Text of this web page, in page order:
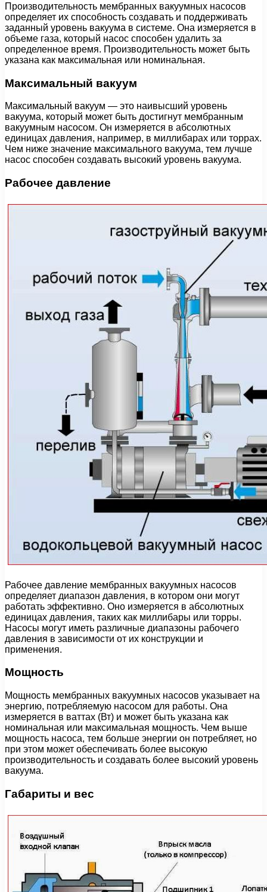
Производительность мембранных вакуумных насосов
определяет их способность создавать и поддерживать
заданный уровень вакуума в системе. Она измеряется в
объеме газа, который насос способен удалить за
определенное время. Производительность может быть
указана как максимальная или номинальная.
Максимальный вакуум
Максимальный вакуум — это наивысший уровень
вакуума, который может быть достигнут мембранным
вакуумным насосом. Он измеряется в абсолютных
единицах давления, например, в миллибарах или торрах.
Чем ниже значение максимального вакуума, тем лучше
насос способен создавать высокий уровень вакуума.
Рабочее давление
Рабочее давление мембранных вакуумных насосов
определяет диапазон давления, в котором они могут
работать эффективно. Оно измеряется в абсолютных
единицах давления, таких как миллибары или торры.
Насосы могут иметь различные диапазоны рабочего
давления в зависимости от их конструкции и
применения.
Мощность
Мощность мембранных вакуумных насосов указывает на
энергию, потребляемую насосом для работы. Она
измеряется в ваттах (Вт) и может быть указана как
номинальная или максимальная мощность. Чем выше
мощность насоса, тем больше энергии он потребляет, но
при этом может обеспечивать более высокую
производительность и создавать более высокий уровень
вакуума.
Габариты и вес